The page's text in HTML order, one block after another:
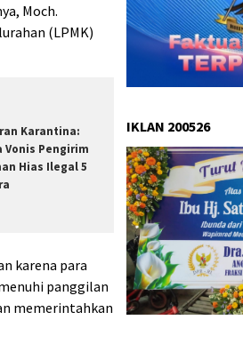
Moch.
(LPMK)
Karantina:
Vonis Pengirim
Hias Ilegal 5
karena para
panggilan
memerintahkan
IKLAN 200526